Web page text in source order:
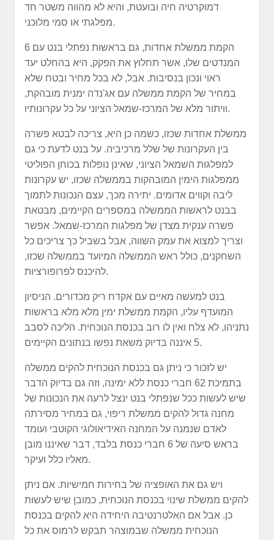
דמוקרטיה חיה ובועטת, והיא לא מהווה משטר חד
מפלגתי או סמי מלוכני.
הקמת ממשלת אחדות, גם בראשות נפתלי בנט עם 6
המנדטים שלו, אשר תחלוץ את הפקק, היא בהחלט יעד
ראוי ונכון בנסיבות. אבל, לא בכל מחיר ובטח שלא
במחיר של הקמת ממשלה עם אג'נדה ימנית מובהקת,
וויתור מלא של המרכז-שמאל הציוני על כל עקרונותיו.
ממשלת אחדות שכזו, כשמה כן היא, צריכה לבטא פשרה
בין העקרונות של שלל מרכיביה. על בנט לדעת כי גם
למפלגות השמאל הציוני, שאינן נופלות בכוחן הפוליטי
ממפלגות הימין המובהקות בממשלה שכזו, יש עקרונות
ליבה וקווים אדומים. יתירה מכך, עצם הנכונות לתמוך
בבנט לראשות הממשלה במספרים הקיימים, מבטאת
פשרה ענקית מצדן של מפלגות המרכז-שמאל. אפשר
וצריך למצוא את עמק השווה, אבל בשביל כך צריכים כל
השחקנים, כולל ראש הממשלה המיועד בממשלה שכזו,
להיכנס לפרופורציות.
בנט למעשה מאיים עם אקדח ריק מכדורים. הניסיון
המועדף עליו, הקמת ממשלת ימין מלא מלא בראשות
נתניהו, לא צלח ואין לו רוב בכנסת הנוכחית. הליכה לסבב
5 איננה בדיוק משאת נפשו בנתונים הקיימים.
יש לזכור כי ניתן גם בכנסת הנוכחית להקים ממשלה
בתמיכת 62 חברי כנסת ללא ימינה, וזה גם בדיוק הדבר
שיש לעשות ככל שנפתלי בנט ינצל לרעה את הנכונות של
מחנה גדול להקים ממשלת ריפוי, גם במחיר מסירתה
לאדם שנמנה על המחנה האידיאולוגי הקוטבי ועומד
בראש סיעה של 6 חברי כנסת בלבד, דבר שאיננו מובן
מאליו כלל ועיקר.
ויש גם את האופציה של בחירות חמישיות. אם ניתן
להקים ממשלת שינוי בכנסת הנוכחית, כמובן שיש לעשות
כן. אבל אם האלטרנטיבה היחידה היא להקים בכנסת
הנוכחית ממשלה שבמוצהר תבקש לרמוס את כל